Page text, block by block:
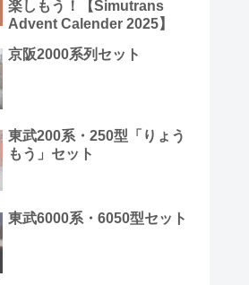
楽しもう！【Simutrans
Advent Calender 2025】
京阪2000系列セット
東武200系・250型「りょう
もう」セット
東武6000系・6050型セット